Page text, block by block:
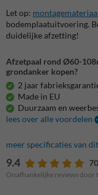
Let op:
bodemplaatuitvoering.
duidelijke afzetting!
Afzetpaal rond Ø60-
grondanker kopen?
2 jaar
Made in EU
Duurzaam en
lees over alle voordelen
meer specificaties van
9.4
Onafhankelijke reviews door